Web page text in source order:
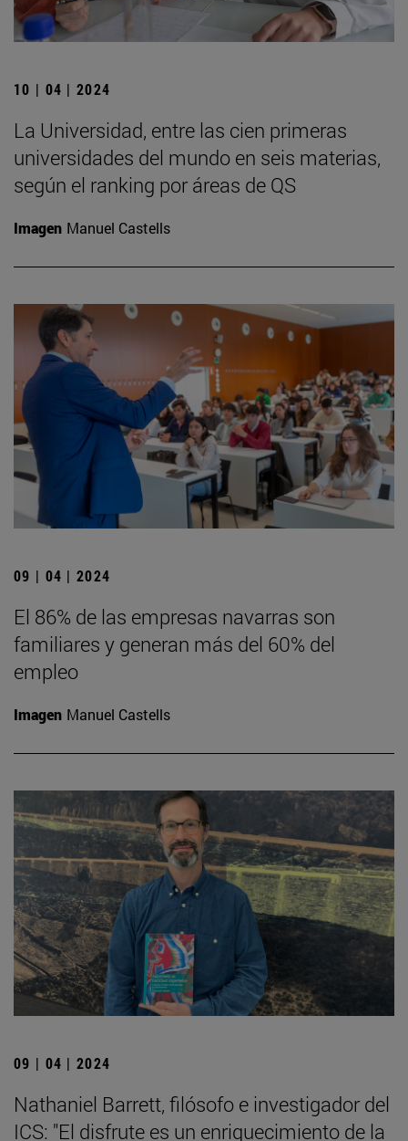
10 | 04 | 2024
La Universidad, entre las cien primeras
universidades del mundo en seis materias,
según el ranking por áreas de QS
Imagen Manuel Castells
09 | 04 | 2024
El 86% de las empresas navarras son
familiares y generan más del 60% del
empleo
Imagen Manuel Castells
09 | 04 | 2024
Nathaniel Barrett, filósofo e investigador del
ICS: "El disfrute es un enriquecimiento de la